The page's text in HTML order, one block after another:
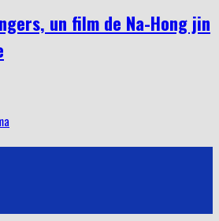
un film de Na-Hong jin